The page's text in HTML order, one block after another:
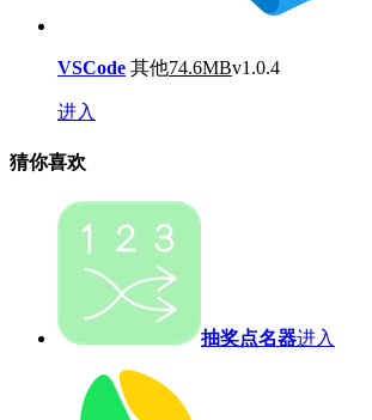
VSCode 其他74.6MBv1.0.4
进入
猜你喜欢
抽奖点名器进入